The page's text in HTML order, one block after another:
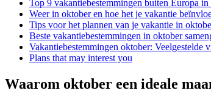
Top 9 vakantiebestemmingen buiten Europa
Weer in oktober en hoe het je vakantie
Tips voor het plannen van je vakantie in
Beste vakantiebestemmingen in oktober
Vakantiebestemmingen oktober: Veelgestelde
Plans that may interest you
Waarom oktober een ideale